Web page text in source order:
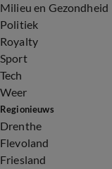
Milieu en Gezondheid
Politiek
Royalty
Sport
Tech
Weer
Regionieuws
Drenthe
Flevoland
Friesland